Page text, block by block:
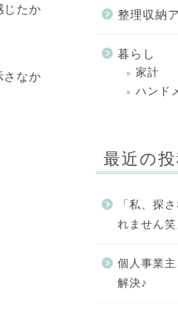
じたか
さなか
整理収納
暮らし
家計
ハンド
最近の
「私、探
れません笑
個人事業
解決♪